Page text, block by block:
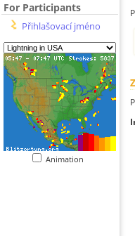
For Participants
Přihlašovací jméno
Animation